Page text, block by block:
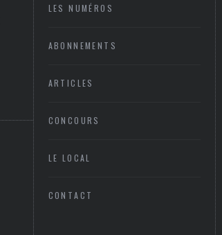
LES NUMÉROS
ABONNEMENTS
ARTICLES
CONCOURS
LE LOCAL
CONTACT